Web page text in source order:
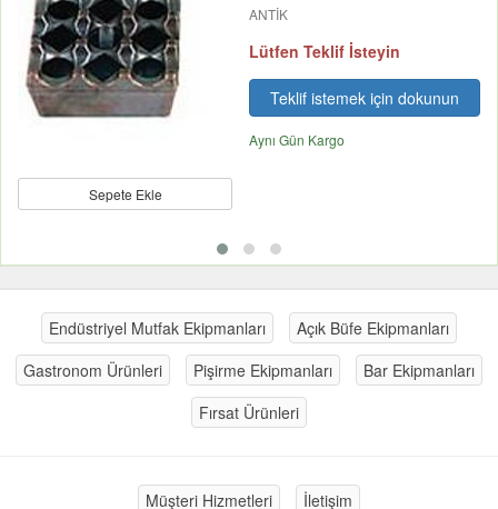
Sepete Ekle
ANTİK
Lütfen Teklif İsteyin
Teklif istemek için dokunun
Aynı Gün Kargo
Endüstriyel Mutfak Ekipmanları
Açık Büfe Ekipmanları
Gastronom Ürünleri
Pişirme Ekipmanları
Bar Ekipmanları
Fırsat Ürünleri
Müşteri Hizmetleri İletişim